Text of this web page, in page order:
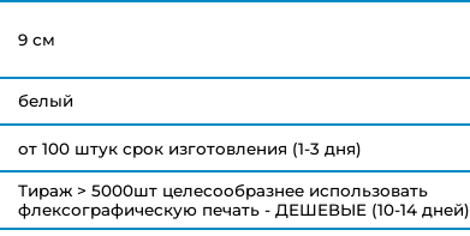
9 см
белый
от 100 штук срок изготовления (1-3 дня)
Тираж > 5000шт целесообразнее использовать
флексографическую печать - ДЕШЕВЫЕ (10-14 дней)